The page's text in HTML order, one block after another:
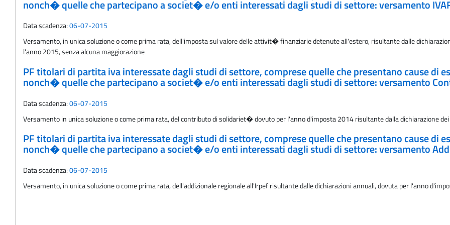
nonch� quelle che partecipano a societ� e/o enti interessati dagli studi di settore: versamento
Data scadenza:06-07-2015
Versamento, in unica soluzione o come prima rata, dell'imposta sul valore delle attivit� finanziarie detenute all'estero, risultante dalle
l'anno 2015, senza alcuna maggiorazione
PF titolari di partita iva interessate dagli studi di settore, comprese quelle che presentano cause di
nonch� quelle che partecipano a societ� e/o enti interessati dagli studi di settore: versamento
Data scadenza:06-07-2015
Versamento in unica soluzione o come prima rata, del contributo di solidariet� dovuto per l'anno d'imposta 2014 risultante dalla dichiarazione
PF titolari di partita iva interessate dagli studi di settore, comprese quelle che presentano cause di
nonch� quelle che partecipano a societ� e/o enti interessati dagli studi di settore: versamento
Data scadenza:06-07-2015
Versamento, in unica soluzione o come prima rata, dell'addizionale regionale all'Irpef risultante dalle dichiarazioni annuali, dovuta per l'anno